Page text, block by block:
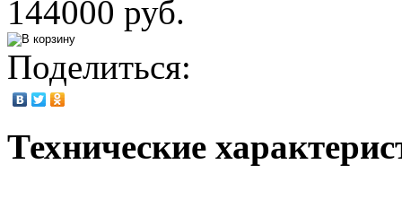
144000 руб.
Поделиться:
Технические